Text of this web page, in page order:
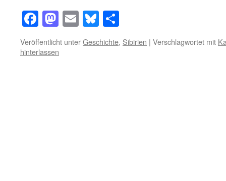
Facebook
Mastodon
EmailBluesky
Veröffentlicht unterGeschichte, Sibirien | Verschlagwortet mit
hinterlassen